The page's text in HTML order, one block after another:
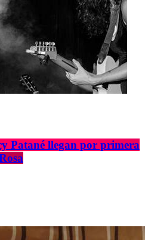
Patané llegan por primera